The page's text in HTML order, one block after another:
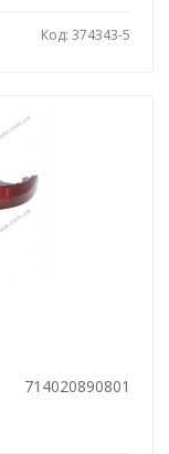
Код: 374343-5
714020890801